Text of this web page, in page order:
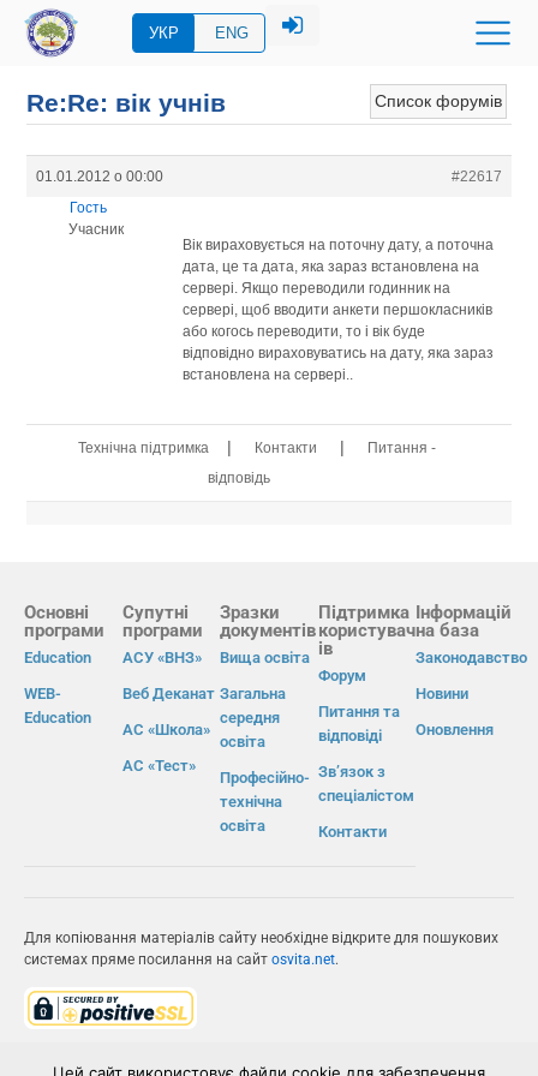
УКР ENG
Список форумів
Re:Re: вік учнів
01.01.2012 о 00:00
#22617
Гость
Учасник
Вік вираховується на поточну дату, а поточна
дата, це та дата, яка зараз встановлена на
сервері. Якщо переводили годинник на
сервері, щоб вводити анкети першокласників
або когось переводити, то і вік буде
відповідно вираховуватись на дату, яка зараз
встановлена на сервері..
Технічна підтримка | Контакти |
Питання -
відповідь
Основні
програми
Education
WEB-
Education
Супутні
програми
АСУ «ВНЗ»
Веб Деканат
АС «Школа»
АС «Тест»
Зразки
документів
Вища освіта
Загальна
середня
освіта
Професійно-
технічна
освіта
Підтримка
користувач
ів
Форум
Питання та
відповіді
Зв’язок з
спеціалістом
Контакти
Інформацій
на база
Законодавство
Новини
Оновлення
Для копіювання матеріалів сайту необхідне відкрите для пошукових
системах пряме посилання на сайт osvita.net.